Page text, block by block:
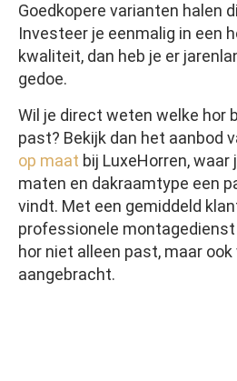
Goedkopere varianten halen
Investeer je eenmalig in een
kwaliteit, dan heb je er
gedoe.
Wil je direct weten welke hor
past? Bekijk dan het aanbod
op maat bij LuxeHorren,
maten en dakraamtype een
vindt. Met een gemiddeld
professionele
hor niet alleen past, maar
aangebracht.